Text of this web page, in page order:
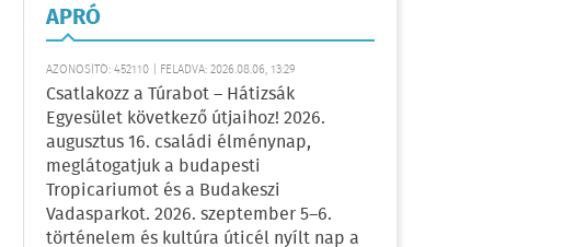
APRÓ
AZONOSÍTÓ: 452110 | FELADVA: 2026.08.06, 13:29
Csatlakozz a Túrabot – Hátizsák
Egyesület következő útjaihoz! 2026.
augusztus 16. családi élménynap,
meglátogatjuk a budapesti
Tropicariumot és a Budakeszi
Vadasparkot. 2026. szeptember 5–6.
történelem és kultúra úticél nyílt nap a